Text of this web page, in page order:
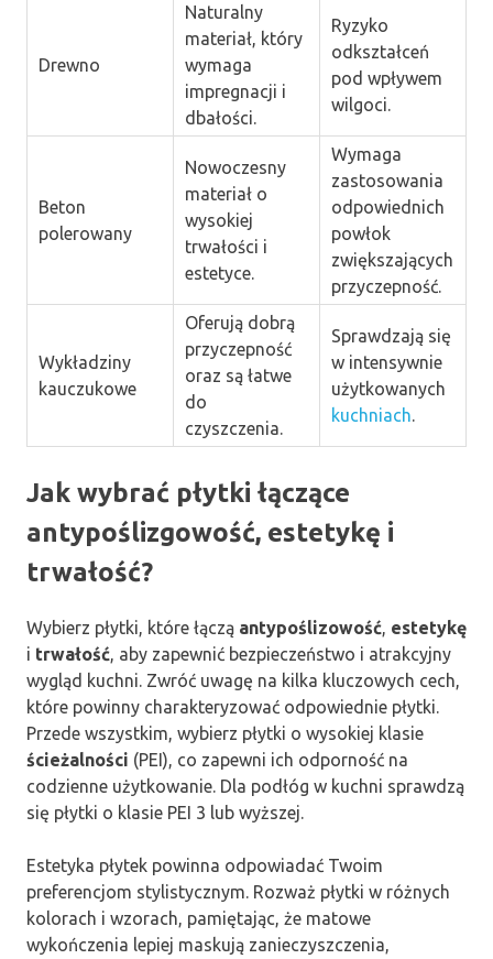
Drewno
Naturalny
materiał, który
wymaga
impregnacji i
dbałości.
Ryzyko
odkształceń
pod wpływem
wilgoci.
Beton
polerowany
Nowoczesny
materiał o
wysokiej
trwałości i
estetyce.
Wymaga
zastosowania
odpowiednich
powłok
zwiększających
przyczepność.
Wykładziny
kauczukowe
Oferują dobrą
przyczepność
oraz są łatwe
do
czyszczenia.
Sprawdzają się
w intensywnie
użytkowanych
kuchniach.
Jak wybrać płytki łączące
antypoślizgowość, estetykę i
trwałość?
Wybierz płytki, które łączą antypoślizowość, estetykę
i trwałość, aby zapewnić bezpieczeństwo i atrakcyjny
wygląd kuchni. Zwróć uwagę na kilka kluczowych cech,
które powinny charakteryzować odpowiednie płytki.
Przede wszystkim, wybierz płytki o wysokiej klasie
ścieżalności (PEI), co zapewni ich odporność na
codzienne użytkowanie. Dla podłóg w kuchni sprawdzą
się płytki o klasie PEI 3 lub wyższej.
Estetyka płytek powinna odpowiadać Twoim
preferencjom stylistycznym. Rozważ płytki w różnych
kolorach i wzorach, pamiętając, że matowe
wykończenia lepiej maskują zanieczyszczenia,